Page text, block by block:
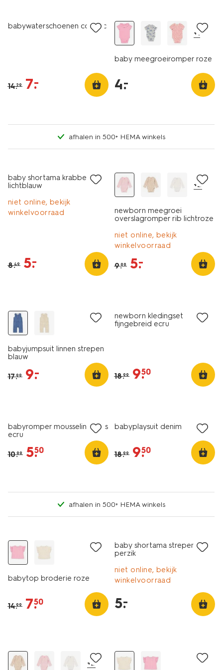
babywaterschoenen cognac
14.29 7.
–
+1
baby meegroeiromper roze
4.
–
afhalen in 500+ HEMA winkels
baby shortama krabben
lichtblauw
niet online, bekijk
winkelvoorraad
8.49 5.
–
+2
newborn meegroei
overslagromper rib lichtroze
niet online, bekijk
winkelvoorraad
9.99 5.
–
babyjumpsuit linnen strepen
blauw
17.99 9.
–
newborn kledingset
fijngebreid ecru
18.99 9.
50
babyromper mousseline ijsjes
ecru
10.99 5.
50
babyplaysuit denim
18.99 9.
50
afhalen in 500+ HEMA winkels
babytop broderie roze
14.99 7.
50
baby shortama strepen
perzik
niet online, bekijk
winkelvoorraad
5.
–
+2